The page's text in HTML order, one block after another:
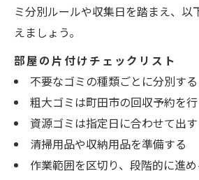
ミ分別ルールや収集日を踏まえ、以
えましょう。
部屋の片付けチェックリスト
不要なゴミの種類ごとに分別する
粗大ゴミは町田市の回収予約を行
資源ゴミは指定日に合わせて出す
清掃用品や収納用品を準備する
作業範囲を区切り、段階的に進め